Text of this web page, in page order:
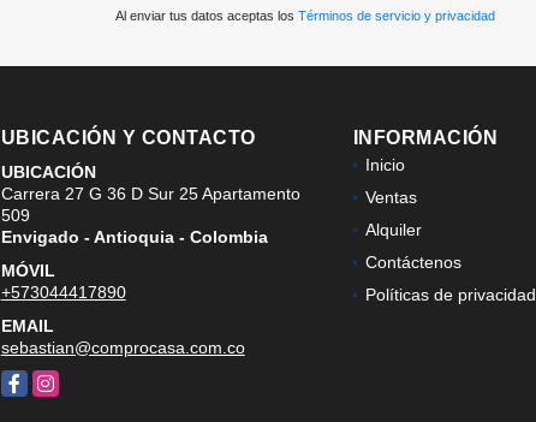
Al enviar tus datos aceptas los Términos de servicio y privacidad
UBICACIÓN Y CONTACTO
UBICACIÓN
Carrera 27 G 36 D Sur 25 Apartamento
509
Envigado - Antioquia - Colombia
MÓVIL
+573044417890
EMAIL
sebastian@comprocasa.com.co
FacebookInstagram
INFORMACIÓN
Inicio
Ventas
Alquiler
Contáctenos
Políticas de privacidad